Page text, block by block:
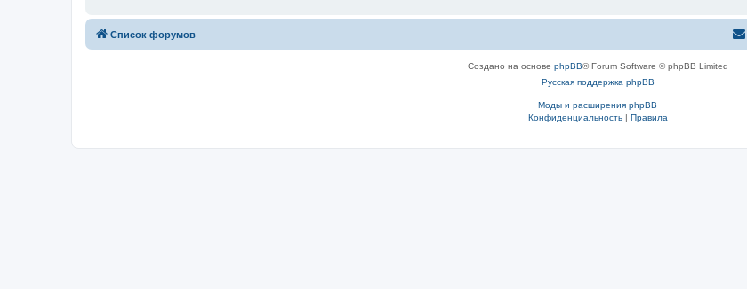
Список форумов
Создано на основе phpBB® Forum Software © phpBB Limited
Русская поддержка phpBB
Моды и расширения phpBB
Конфиденциальность| Правила